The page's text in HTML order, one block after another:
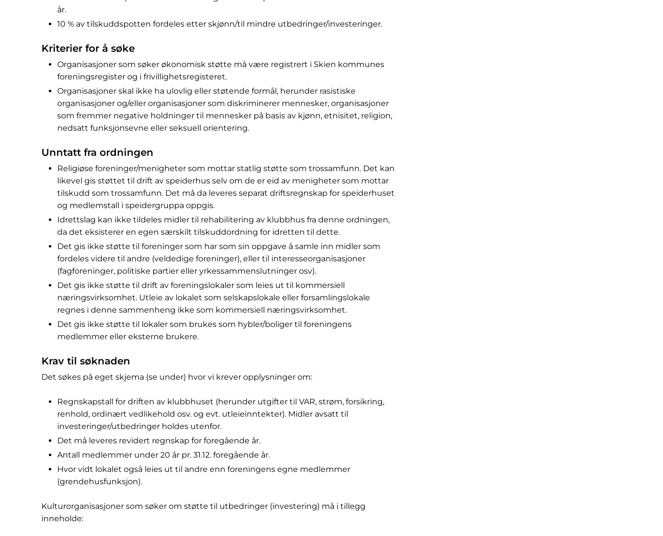
år.
10 % av tilskuddspotten fordeles etter skjønn/til mindre utbedringer/investeringer.
Kriterier for å søke
Organisasjoner som søker økonomisk støtte må være registrert i Skien kommunes
foreningsregister og i frivillighetsregisteret.
Organisasjoner skal ikke ha ulovlig eller støtende formål, herunder rasistiske
organisasjoner og/eller organisasjoner som diskriminerer mennesker, organisasjoner
som fremmer negative holdninger til mennesker på basis av kjønn, etnisitet, religion,
nedsatt funksjonsevne eller seksuell orientering.
Unntatt fra ordningen
Religiøse foreninger/menigheter som mottar statlig støtte som trossamfunn. Det kan
likevel gis støttet til drift av speiderhus selv om de er eid av menigheter som mottar
tilskudd som trossamfunn. Det må da leveres separat driftsregnskap for speiderhuset
og medlemstall i speidergruppa oppgis.
Idrettslag kan ikke tildeles midler til rehabilitering av klubbhus fra denne ordningen,
da det eksisterer en egen særskilt tilskuddordning for idretten til dette.
Det gis ikke støtte til foreninger som har som sin oppgave å samle inn midler som
fordeles videre til andre (veldedige foreninger), eller til interesseorganisasjoner
(fagforeninger, politiske partier eller yrkessammenslutninger osv).
Det gis ikke støtte til drift av foreningslokaler som leies ut til kommersiell
næringsvirksomhet. Utleie av lokalet som selskapslokale eller forsamlingslokale
regnes i denne sammenheng ikke som kommersiell næringsvirksomhet.
Det gis ikke støtte til lokaler som brukes som hybler/boliger til foreningens
medlemmer eller eksterne brukere.
Krav til søknaden
Det søkes på eget skjema (se under) hvor vi krever opplysninger om:
Regnskapstall for driften av klubbhuset (herunder utgifter til VAR, strøm, forsikring,
renhold, ordinært vedlikehold osv. og evt. utleieinntekter). Midler avsatt til
investeringer/utbedringer holdes utenfor.
Det må leveres revidert regnskap for foregående år.
Antall medlemmer under 20 år pr. 31.12. foregående år.
Hvor vidt lokalet også leies ut til andre enn foreningens egne medlemmer
(grendehusfunksjon).
Kulturorganisasjoner som søker om støtte til utbedringer (investering) må i tillegg
inneholde: